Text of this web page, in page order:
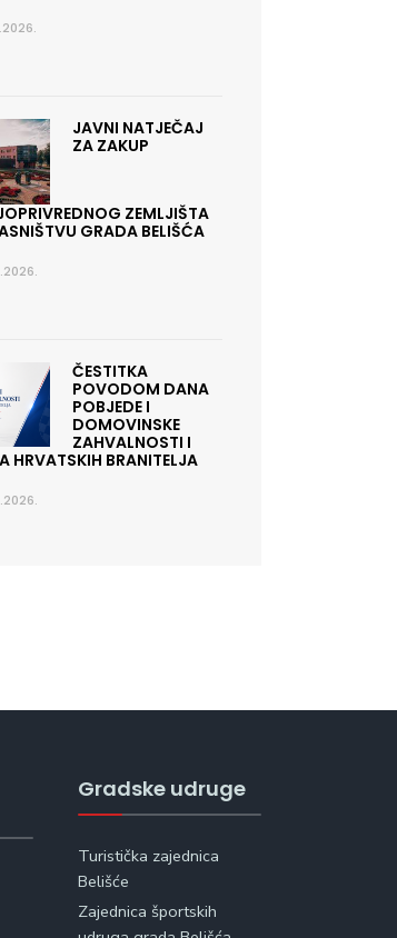
JAVNI NATJEČAJ
ZA ZAKUP
ZEMLJIŠTA
GRADA BELIŠĆA
ČESTITKA
POVODOM DANA
POBJEDE I
DOMOVINSKE
ZAHVALNOSTI I
HRVATSKIH BRANITELJA
Gradske udruge
Turistička zajednica
Belišće
Zajednica športskih